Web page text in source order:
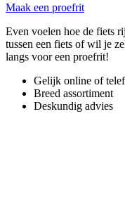
Maak een proefrit
Even voelen hoe de fiets
tussen een fiets of wil je
langs voor een proefrit!
Gelijk online of
Breed assortiment
Deskundig advies